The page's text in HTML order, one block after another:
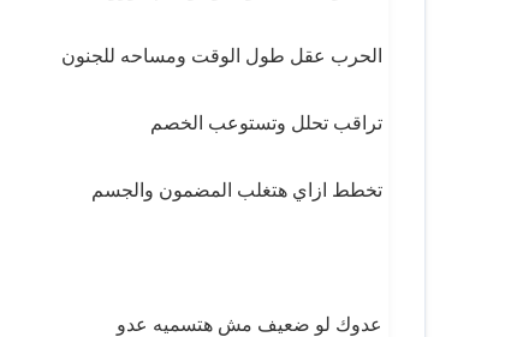
الحرب عقل طول الوقت ومساحه للجنون
تراقب تحلل وتستوعب الخصم
تخطط ازاي هتغلب المضمون والجسم
عدوك لو ضعيف مش هتسميه عدو